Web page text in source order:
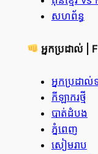
សហព័ន្ធ
អ្នកប្រដាល់ |
អ្នកប្រដា
កីឡាករថ្មី
បាត់ដំបង
ភ្នំពេញ
សៀមរាប